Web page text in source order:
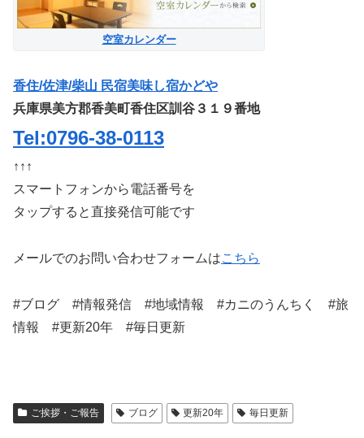
空室カレンダー
香住/佐津/柴山 民宿美味し宿かどや
兵庫県美方郡香美町香住区訓谷３１９番地
Tel:0796-38-0113
↑↑↑
スマートフォンから電話番号を
タップすると直接発信可能です
メールでのお問い合わせフォームはこちら
#ブログ #情報発信 #地域情報 #カニのうんちく #旅
情報 #更新20年 #毎日更新
ご挨拶・ご報告 ブログ 更新20年 毎日更新